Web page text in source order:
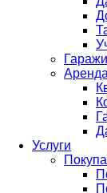
Гаражи
Аренда
Услуги